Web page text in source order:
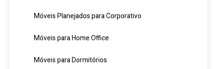
Móveis Planejados para Corporativo
Móveis para Home Office
Móveis para Dormitórios